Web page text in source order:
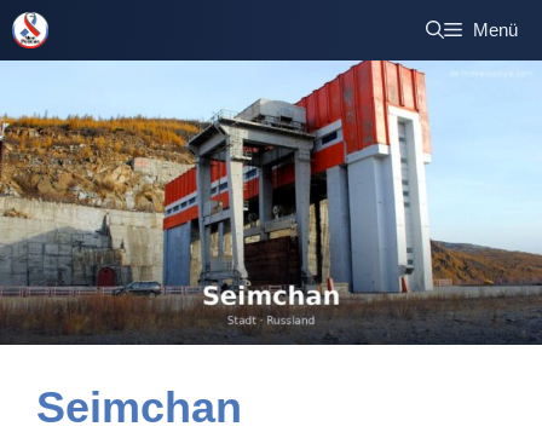
Zum
Inhalt
springen
Menü
Seimchan